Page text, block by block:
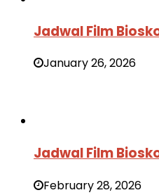
Jadwal Film
January 26, 2026
Jadwal Film
February 28, 2026